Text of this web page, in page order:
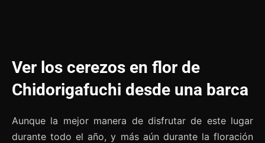
Ver los cerezos en flor de
Chidorigafuchi desde una barca
Aunque la mejor manera de disfrutar de este lugar
durante todo el año, y más aún durante la floración